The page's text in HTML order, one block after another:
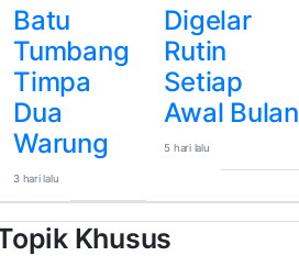
Batu
Tumbang
Timpa
Dua
Warung
3 hari lalu
Digelar
Rutin
Setiap
Awal Bulan
5 hari lalu
Khusus